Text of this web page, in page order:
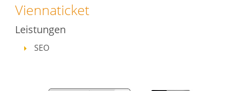
Viennaticket
Leistungen
SEO